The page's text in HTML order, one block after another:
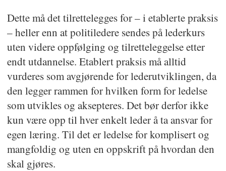
Dette må det tilrettelegges for – i etablerte praksis
– heller enn at politiledere sendes på lederkurs
uten videre oppfølging og tilretteleggelse etter
endt utdannelse. Etablert praksis må alltid
vurderes som avgjørende for lederutviklingen, da
den legger rammen for hvilken form for ledelse
som utvikles og aksepteres. Det bør derfor ikke
kun være opp til hver enkelt leder å ta ansvar for
egen læring. Til det er ledelse for komplisert og
mangfoldig og uten en oppskrift på hvordan den
skal gjøres.